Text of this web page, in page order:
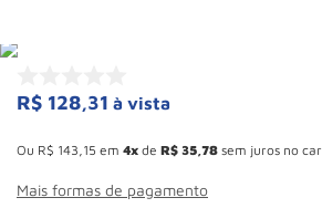
R$ 128,31 à vista
Ou R$ 143 15 em 4 de R$ 35 78 sem juros no
Mais formas de pagamento
7 Macaco